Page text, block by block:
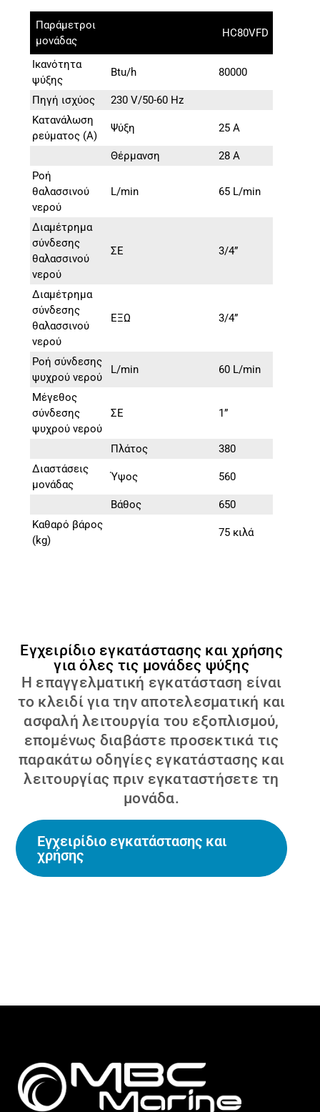
Παράμετροι
μονάδας
HC80VFD
Ικανότητα
ψύξης
Btu/h 80000
Πηγή ισχύος
230 V/50-60 Hz
Κατανάλωση
ρεύματος (A)
Ψύξη 25 Α
Θέρμανση
28 Α
Ροή
θαλασσινού
νερού
L/min 65 L/min
Διαμέτρημα
σύνδεσης
θαλασσινού
νερού
ΣΕ 3/4”
Διαμέτρημα
σύνδεσης
θαλασσινού
νερού
ΕΞΩ 3/4”
Ροή σύνδεσης
ψυχρού νερού
L/min 60 L/min
Μέγεθος
σύνδεσης
ψυχρού νερού
ΣΕ 1”
Πλάτος
380
Διαστάσεις
μονάδας
Ύψος 560
Βάθος
650
Καθαρό βάρος
(kg)
75 κιλά
Εγχειρίδιο εγκατάστασης και χρήσης
για όλες τις μονάδες ψύξης
Η επαγγελματική εγκατάσταση είναι
το κλειδί για την αποτελεσματική και
ασφαλή λειτουργία του εξοπλισμού,
επομένως διαβάστε προσεκτικά τις
παρακάτω οδηγίες εγκατάστασης και
λειτουργίας πριν εγκαταστήσετε τη
μονάδα.
Εγχειρίδιο εγκατάστασης και
χρήσης